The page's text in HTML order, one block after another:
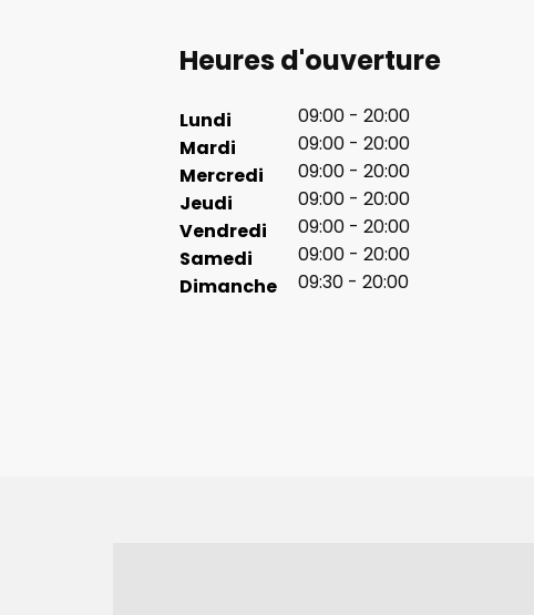
Heures d'ouverture
Lundi
Mardi
Mercredi
Jeudi
Vendredi
Samedi
Dimanche
09:00 - 20:00
09:00 - 20:00
09:00 - 20:00
09:00 - 20:00
09:00 - 20:00
09:00 - 20:00
09:30 - 20:00